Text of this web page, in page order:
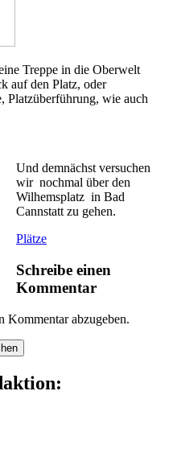
Treppe in die Oberwelt
auf den Platz, oder
Platzüberführung, wie auch
Und demnächst versuchen
wir nochmal über den
Wilhemsplatz in Bad
Cannstatt zu gehen.
Plätze
Schreibe einen
Kommentar
Kommentar abzugeben.